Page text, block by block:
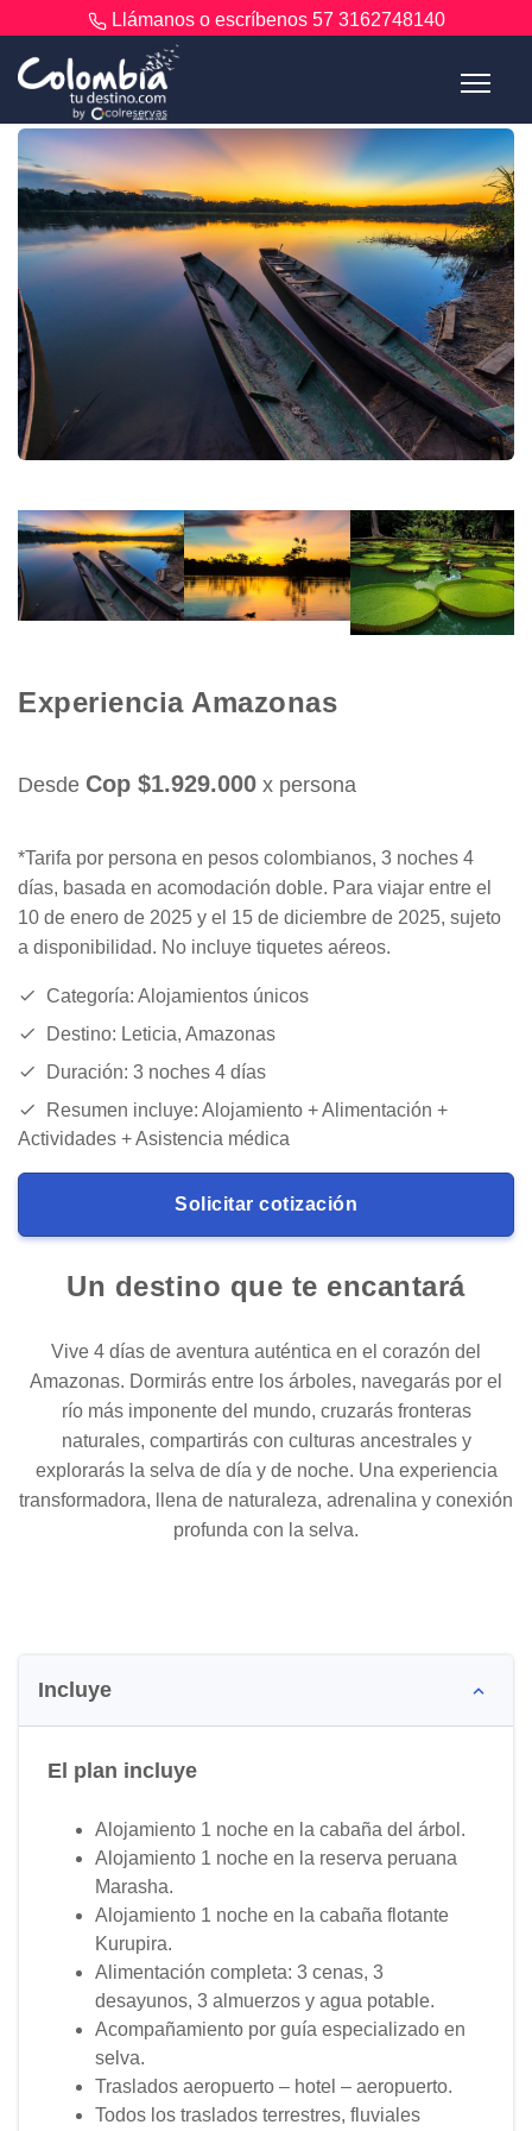
Llámanos o escríbenos 57 3162748140
Experiencia Amazonas
Desde Cop $1.929.000 x persona
*Tarifa por persona en pesos colombianos, 3 noches 4
días, basada en acomodación doble. Para viajar entre el
10 de enero de 2025 y el 15 de diciembre de 2025, sujeto
a disponibilidad. No incluye tiquetes aéreos.
Categoría: Alojamientos únicos
Destino: Leticia, Amazonas
Duración: 3 noches 4 días
Resumen incluye: Alojamiento + Alimentación +
Actividades + Asistencia médica
Solicitar cotización
Un destino que te encantará
Vive 4 días de aventura auténtica en el corazón del
Amazonas. Dormirás entre los árboles, navegarás por el
río más imponente del mundo, cruzarás fronteras
naturales, compartirás con culturas ancestrales y
explorarás la selva de día y de noche. Una experiencia
transformadora, llena de naturaleza, adrenalina y conexión
profunda con la selva.
Incluye
El plan incluye
Alojamiento 1 noche en la cabaña del árbol.
Alojamiento 1 noche en la reserva peruana
Marasha.
Alojamiento 1 noche en la cabaña flotante
Kurupira.
Alimentación completa: 3 cenas, 3
desayunos, 3 almuerzos y agua potable.
Acompañamiento por guía especializado en
selva.
Traslados aeropuerto – hotel – aeropuerto.
Todos los traslados terrestres, fluviales